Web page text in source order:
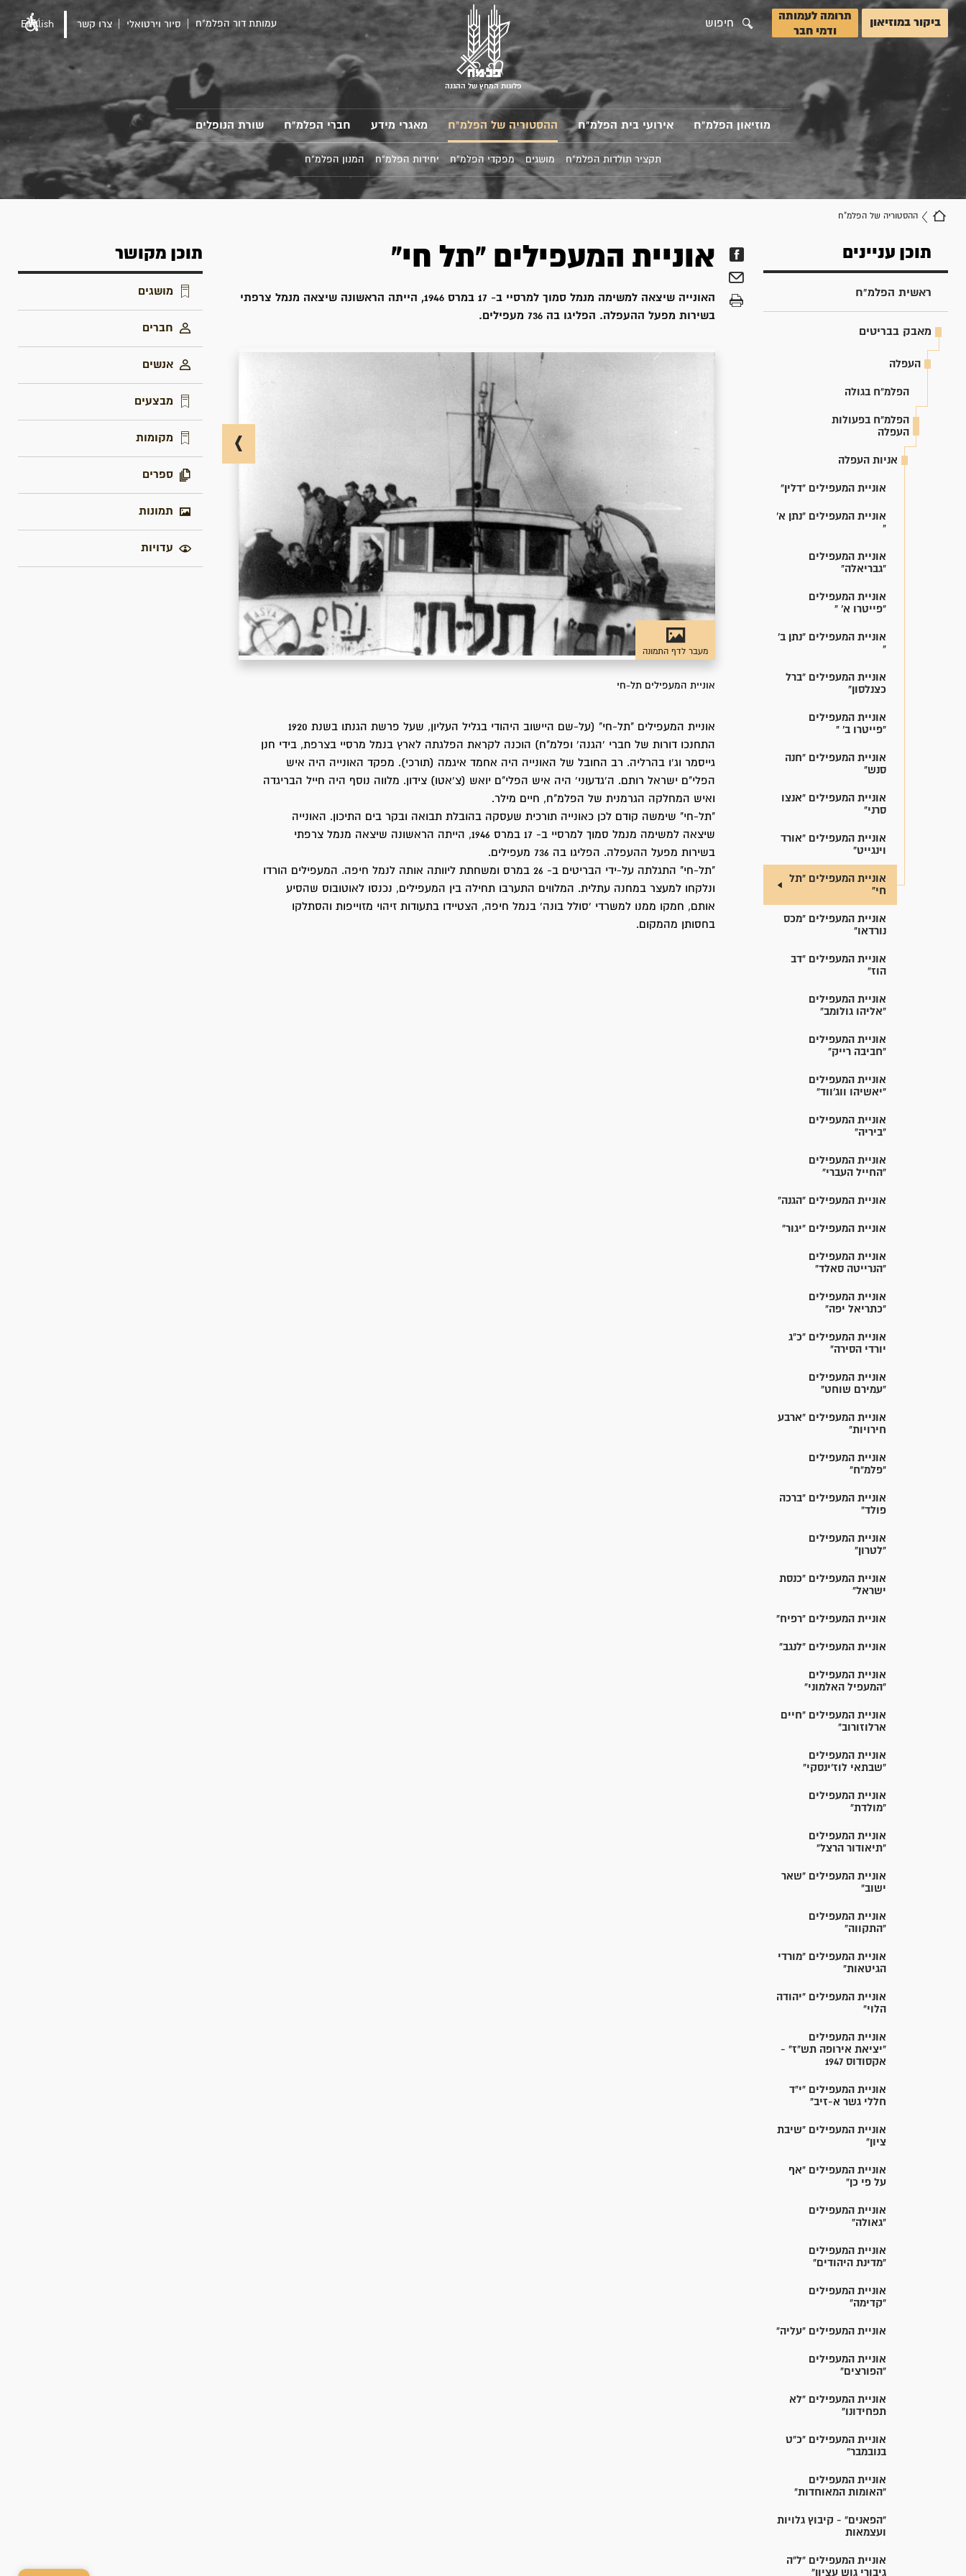
ביקור במוזיאון
תרומה לעמותה
ודמי חבר
חיפוש
פלוגות המחץ של ההגנה
עמותת דור הפלמ"ח סיור וירטואלי צרו קשר English
מוזיאון הפלמ"ח אירועי בית הפלמ"ח ההסטוריה של הפלמ"ח מאגרי מידע חברי הפלמ"ח שורת הנופלים
תקציר תולדות הפלמ"ח מושגים מפקדי הפלמ"ח יחידות הפלמ"ח המנון הפלמ"ח
ההסטוריה של הפלמ"ח
תוכן עניינים
ראשית הפלמ"ח
מאבק בבריטים
העפלה
הפלמ"ח בגולה
הפלמ"ח בפעולות
העפלה
אניות העפלה
אוניית המעפילים "דלין"
אוניית המעפילים "נתן א'
"
אוניית המעפילים
"גבריאלה"
אוניית המעפילים
"פייטרו א' "
אוניית המעפילים "נתן ב'
"
אוניית המעפילים "ברל
כצנלסון"
אוניית המעפילים
"פייטרו ב' "
אוניית המעפילים "חנה
סנש"
אוניית המעפילים "אנצו
סרני"
אוניית המעפילים "אורד
וינגייט"
אוניית המעפילים "תל
חי"
אוניית המעפילים "מכס
נורדאו"
אוניית המעפילים "דב
הוז"
אוניית המעפילים
"אליהו גולומב"
אוניית המעפילים
"חביבה רייק"
אוניית המעפילים
"יאשיהו ווג'ווד"
אוניית המעפילים
"ביריה"
אוניית המעפילים
"החייל העברי"
אוניית המעפילים "הגנה"
אוניית המעפילים "יגור"
אוניית המעפילים
"הנרייטה סאלד"
אוניית המעפילים
"כתריאל יפה"
אוניית המעפילים "כ"ג
יורדי הסירה"
אוניית המעפילים
"עמירם שוחט"
אוניית המעפילים "ארבע
חירויות"
אוניית המעפילים
"פלמ"ח"
אוניית המעפילים "ברכה
פולד"
אוניית המעפילים
"לטרון"
אוניית המעפילים "כנסת
ישראל"
אוניית המעפילים "רפיח"
אוניית המעפילים "לנגב"
אוניית המעפילים
"המעפיל האלמוני"
אוניית המעפילים "חיים
ארלוזורוב"
אוניית המעפילים
"שבתאי לוז'ינסקי"
אוניית המעפילים
"מולדת"
אוניית המעפילים
"תיאודור הרצל"
אוניית המעפילים "שאר
ישוב"
אוניית המעפילים
"התקווה"
אוניית המעפילים "מורדי
הגיטאות"
אוניית המעפילים "יהודה
הלוי"
אוניית המעפילים
"יציאת אירופה תש"ז" -
אקסודוס 1947
אוניית המעפילים "י"ד
חללי גשר א-זיב"
אוניית המעפילים "שיבת
ציון"
אוניית המעפילים "אף
על פי כן"
אוניית המעפילים
"גאולה"
אוניית המעפילים
"מדינת היהודים"
אוניית המעפילים
"קדימה"
אוניית המעפילים "עליה"
אוניית המעפילים
"הפורצים"
אוניית המעפילים "לא
תפחידונו"
אוניית המעפילים "כ"ט
בנובמבר"
אוניית המעפילים
"האומות המאוחדות"
"הפאנים" - קיבוץ גלויות
ועצמאות
אוניית המעפילים "ל"ה
גיבורי גוש עציון"
אוניית המעפילים "תל חי"
האונייה שיצאה למשימה מנמל סמוך למרסיי ב- 17 במרס 1946, הייתה הראשונה שיצאה מנמל צרפתי
בשירות מפעל ההעפלה. הפליגו בה 736 מעפילים.
מעבר לדף התמונה
אוניית המעפילים תל-חי
אוניית המעפילים "תל-חי" (על-שם היישוב היהודי בגליל העליון, שעל פרשת הגנתו בשנת 1920
התחנכו דורות של חברי 'הגנה' ופלמ"ח) הוכנה לקראת הפלגתה לארץ בנמל מרסיי בצרפת, בידי חנן
גייסמר וג'ו בהרליה. רב החובל של האונייה היה אחמד איגמה (תורכי). מפקד האונייה היה איש
הפלי"ם ישראל רותם. ה'גדעוני' היה איש הפלי"ם יואש (צ'אטו) צידון. מלווה נוסף היה חייל הבריגדה
ואיש המחלקה הגרמנית של הפלמ"ח, חיים מילר.
"תל-חי" שימשה קודם לכן כאונייה תורכית שעסקה בהובלת תבואה ובקר בים התיכון. האונייה
שיצאה למשימה מנמל סמוך למרסיי ב- 17 במרס 1946, הייתה הראשונה שיצאה מנמל צרפתי
בשירות מפעל ההעפלה. הפליגו בה 736 מעפילים.
"תל-חי" התגלתה על-ידי הבריטים ב- 26 במרס ומשחתת ליוותה אותה לנמל חיפה. המעפילים הורדו
ונלקחו למעצר במחנה עתלית. המלווים התערבו תחילה בין המעפילים, נכנסו לאוטובוס שהסיע
אותם, חמקו ממנו למשרדי 'סולל בונה' בנמל חיפה, הצטיידו בתעודות זיהוי מזוייפות והסתלקו
בחסותן מהמקום.
תוכן מקושר
מושגים
חברים
אנשים
מבצעים
מקומות
ספרים
תמונות
עדויות